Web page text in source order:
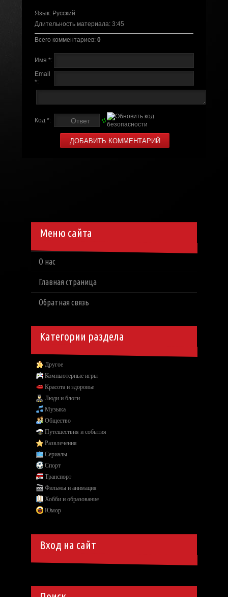
Язык: Русский
Длительность материала: 3:45
Всего комментариев: 0
Имя *:
Email
*:
Код *:
Меню сайта
О нас
Главная страница
Обратная связь
Категории раздела
Другое
Компьютерные игры
Красота и здоровье
Люди и блоги
Музыка
Общество
Путешествия и события
Развлечения
Сериалы
Спорт
Транспорт
Фильмы и анимация
Хобби и образование
Юмор
Вход на сайт